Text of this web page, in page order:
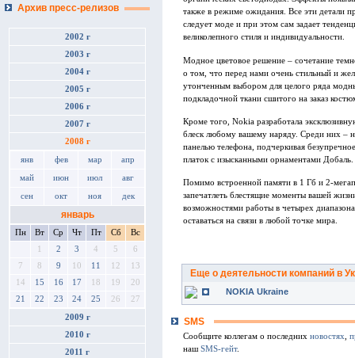
Архив пресс-релизов
2002 г
2003 г
2004 г
2005 г
2006 г
2007 г
2008 г
янв фев мар апр
май июн июл авг
сен окт ноя дек
январь
Пн Вт Ср Чт Пт Сб
Вс
1
2 3 4 5
6
7
8 9 10 11 12
13
14
15 16 17 18 19
20
21
22 23 24 25 26 27
2009 г
2010 г
2011 г
также в режиме ожидания. Все эти детали
следует моде и при этом сам задает
великолепного стиля и индивидуальности.
Модное цветовое решение – сочетание
о том, что перед нами очень стильный и
утонченным выбором для целого ряда
подкладочной ткани сшитого на заказ
Кроме того, Nokia разработала
блеск любому вашему наряду. Среди них –
панелью телефона, подчеркивая
платок с изысканными орнаментами Добаль.
Помимо встроенной памяти в 1 Гб и 2-
запечатлеть блестящие моменты вашей
возможностями работы в четырех
оставаться на связи в любой точке мира.
Еще о деятельности компаний в
NOKIA Ukraine
SMS
Сообщите коллегам о последних новостях
наш SMS-гейт.